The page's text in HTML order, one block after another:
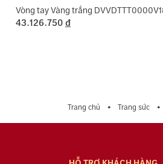
Vòng tay Vàng trắng
43.126.750 đ
Trang chủ Trang sức